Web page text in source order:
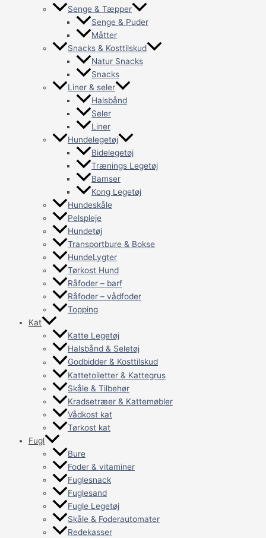
Senge & Tæpper
Senge & Puder
Måtter
Snacks & Kosttilskud
Natur Snacks
Snacks
Liner & seler
Halsbånd
Seler
Liner
Hundelegetøj
Bidelegetøj
Trænings Legetøj
Bamser
Kong Legetøj
Hundeskåle
Pelspleje
Hundetøj
Transportbure & Bokse
HundeLygter
Tørkost Hund
Råfoder – barf
Råfoder – vådfoder
Topping
Kat
Katte Legetøj
Halsbånd & Seletøj
Godbidder & Kosttilskud
Kattetoiletter & Kattegrus
Skåle & Tilbehør
Kradsetræer & Kattemøbler
Vådkost kat
Tørkost kat
Fugl
Bure
Foder & vitaminer
Fuglesnack
Fuglesand
Fugle Legetøj
Skåle & Foderautomater
Redekasser